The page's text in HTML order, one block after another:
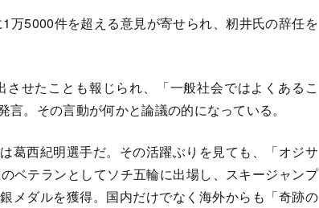
5000件を超える意見が寄せられ、籾井氏の辞任を
せたことも報じられ、「一般社会ではよくあるこ
。その言動が何かと論議の的になっている。
葛西紀明選手だ。その活躍ぶりを見ても、「オジサ
ベテランとしてソチ五輪に出場し、スキージャンプ
メダルを獲得。国内だけでなく海外からも「奇跡の